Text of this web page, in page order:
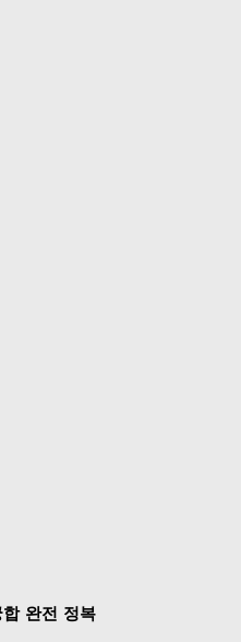
완전 정복